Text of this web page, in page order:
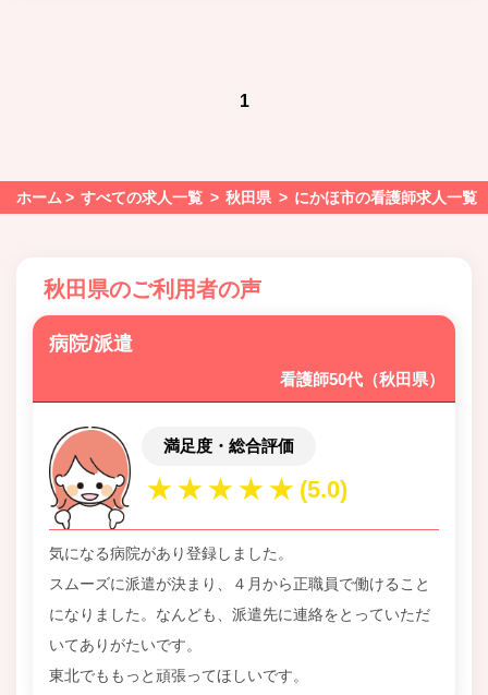
1
ホーム すべての求人一覧 秋田県 にかほ市の看護師求人一覧
秋田県のご利用者の声
病院/派遣
看護師50代（秋田県）
満足度・総合評価
気になる病院があり登録しました。
スムーズに派遣が決まり、４月から正職員で働けること
になりました。なんども、派遣先に連絡をとっていただ
いてありがたいです。
東北でももっと頑張ってほしいです。